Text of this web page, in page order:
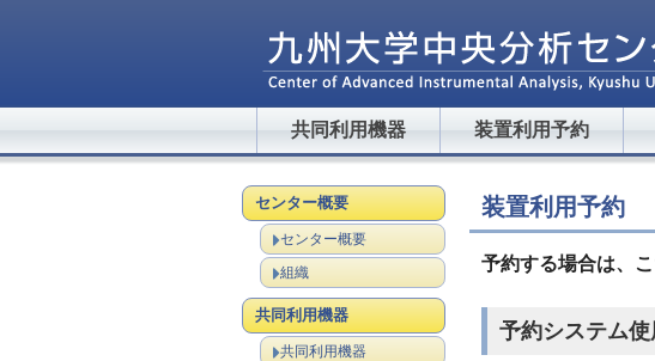
共同利用機器 装置利用予約
センター概要
センター概要
組織
共同利用機器
共同利用機器
装置利用予約
予約する場合は、
予約システム